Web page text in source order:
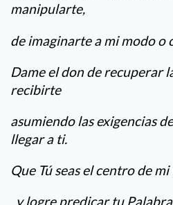
manipularte,
de imaginarte a mi modo o
Dame el don de recuperar
recibirte
asumiendo las exigencias
llegar a ti.
Que Tú seas el centro de
y logre predicar tu